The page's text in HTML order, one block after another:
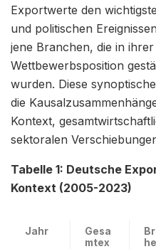
Exportwerte den
und politischen
jene Branchen, die in
Wettbewerbsposition
wurden. Diese
die
Kontext,
sektoralen
Tabelle 1: Deutsche
Kontext (2005-2023)
Jahr
Gesa
mtex